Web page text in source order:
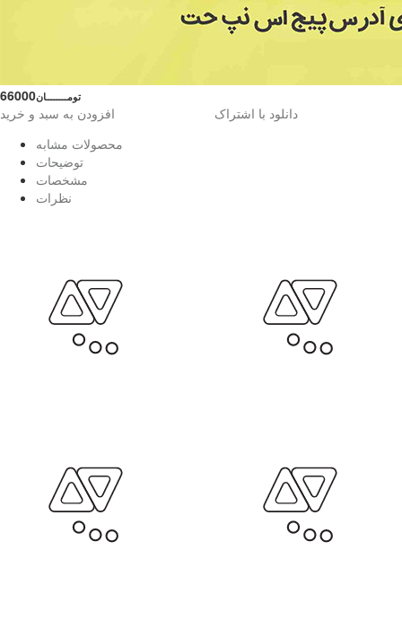
66000تومــــــــان
افزودن به سبد و خرید
دانلود با اشتراک
محصولات مشابه
توضیحات
مشخصات
نظرات